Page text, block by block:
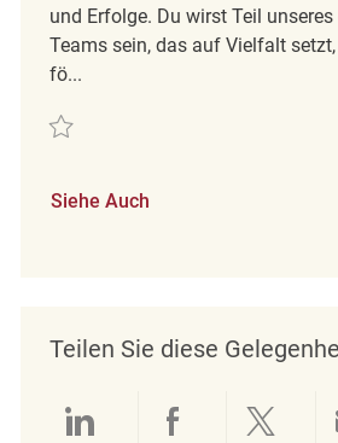
und Erfolge. Du wirst Teil
Teams sein, das auf Vielfalt
fö...
Retten Markdown Associate REQ107444
Siehe Auch
Teilen Sie diese